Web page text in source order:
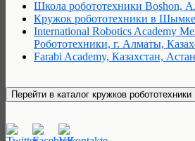
Школа робототехники Boshon,
Кружок робототехники в
International Robotics Academy
Робототехники, г. Алматы,
Farabi Academy, Казахстан,